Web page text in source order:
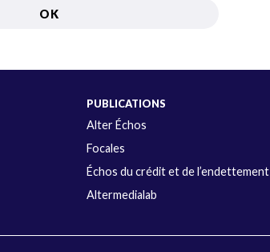
PUBLICATIONS
Alter Échos
Focales
Échos du crédit et de l’endettement
Altermedialab